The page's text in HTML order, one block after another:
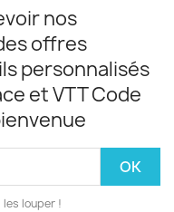
nos
offres
personnalisés
et VTT Code
louper !